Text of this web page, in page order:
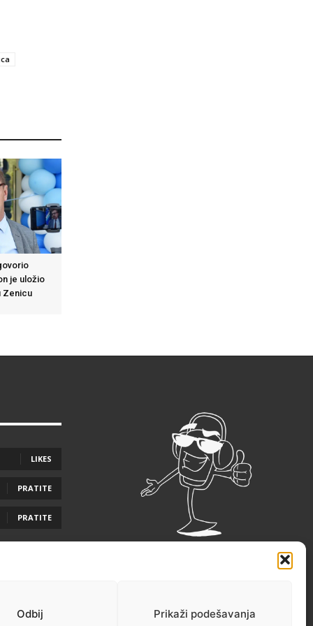
Odbij Prikaži podešavanja
je uložio
Zenicu
LIKES
PRATITE
PRATITE